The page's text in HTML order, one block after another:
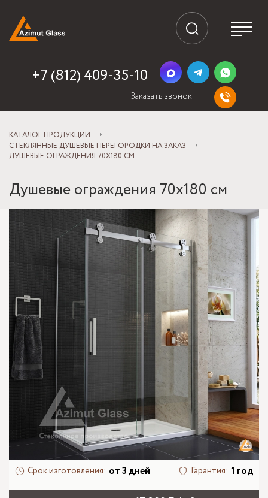
+7 (812) 409-35-10
Заказать звонок
КАТАЛОГ ПРОДУКЦИИ
СТЕКЛЯННЫЕ ДУШЕВЫЕ ПЕРЕГОРОДКИ НА ЗАКАЗ
ДУШЕВЫЕ ОГРАЖДЕНИЯ 70X180 СМ
Душевые ограждения 70x180 см
Срок изготовления: от 3 дней Гарантия: 1 год